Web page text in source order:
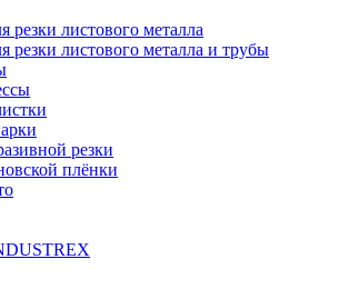
резки листового металла
резки листового металла и трубы
резки
плёнки